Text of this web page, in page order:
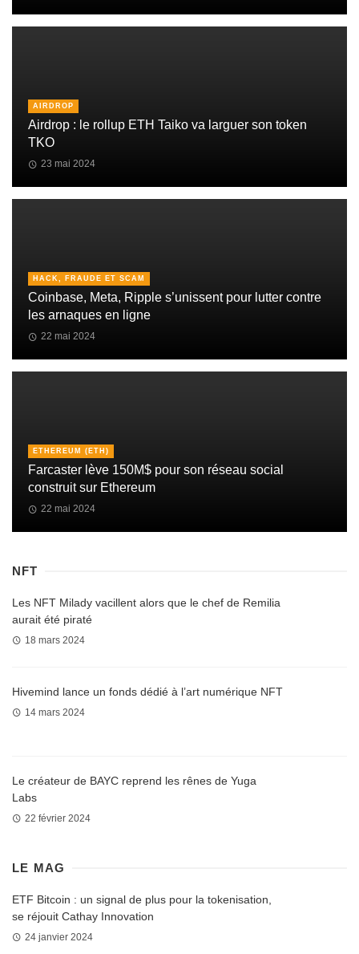
AIRDROP
Airdrop : le rollup ETH Taiko va larguer son token
TKO
23 mai 2024
HACK, FRAUDE ET SCAM
Coinbase, Meta, Ripple s’unissent pour lutter contre
les arnaques en ligne
22 mai 2024
ETHEREUM (ETH)
Farcaster lève 150M$ pour son réseau social
construit sur Ethereum
22 mai 2024
NFT
Les NFT Milady vacillent alors que le chef de Remilia
aurait été piraté
18 mars 2024
Hivemind lance un fonds dédié à l’art numérique NFT
14 mars 2024
Le créateur de BAYC reprend les rênes de Yuga
Labs
22 février 2024
LE MAG
ETF Bitcoin : un signal de plus pour la tokenisation,
se réjouit Cathay Innovation
24 janvier 2024